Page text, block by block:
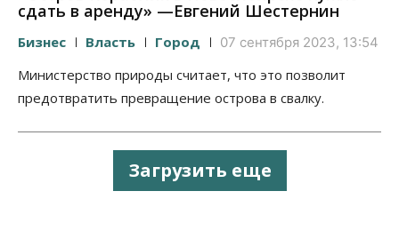
сдать в аренду» —Евгений Шестернин
Бизнес Власть Город 07 сентября 2023, 13:54
Министерство природы считает, что это позволит
предотвратить превращение острова в свалку.
Загрузить еще